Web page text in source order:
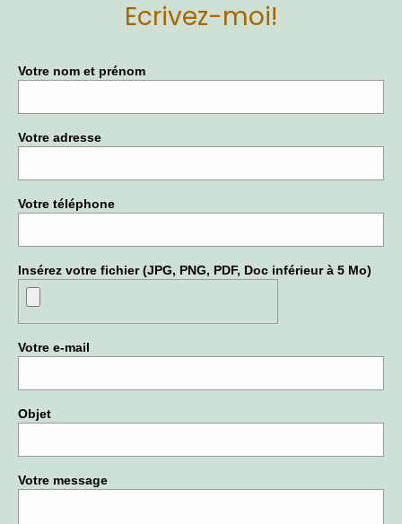
Ecrivez-moi!
Votre nom et prénom
Votre adresse
Votre téléphone
Insérez votre fichier (JPG, PNG, PDF, Doc inférieur à 5 Mo)
Votre e-mail
Objet
Votre message